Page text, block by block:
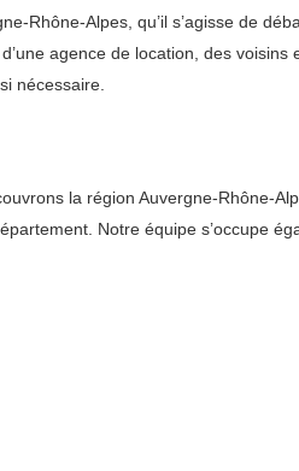
Rhône-Alpes, qu’il s’agisse de
agence de location, des
nécessaire.
la région Auvergne-Rhône-
Notre équipe s’occupe